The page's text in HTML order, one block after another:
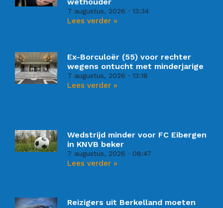
7 augustus, 2026 13:34
Lees verder »
Ex-Borculoër (55) voor rechter
wegens ontucht met minderjarige
7 augustus, 2026 13:18
Lees verder »
Wedstrijd minder voor FC Eibergen
in KNVB beker
7 augustus, 2026 08:47
Lees verder »
Reizigers uit Berkelland moeten